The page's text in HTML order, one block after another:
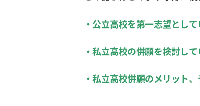
・公立高校を第一志望として
・私立高校の併願を検討して
・私立高校併願のメリット